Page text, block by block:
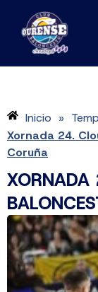
Inicio »
Xornada 24.
Coruña
XORNADA